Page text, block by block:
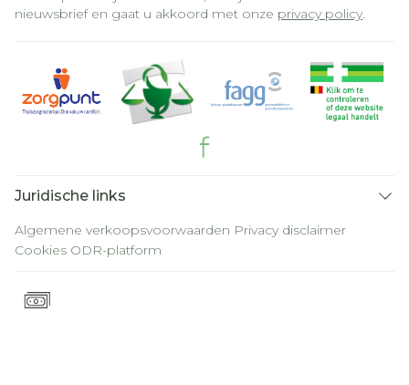
nieuwsbrief en gaat u akkoord met onze privacy policy.
Juridische links
Algemene verkoopsvoorwaarden Privacy disclaimer
Cookies ODR-platform